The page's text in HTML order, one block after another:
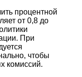
процентной
от 0,8 до
При
чтобы
комиссий.